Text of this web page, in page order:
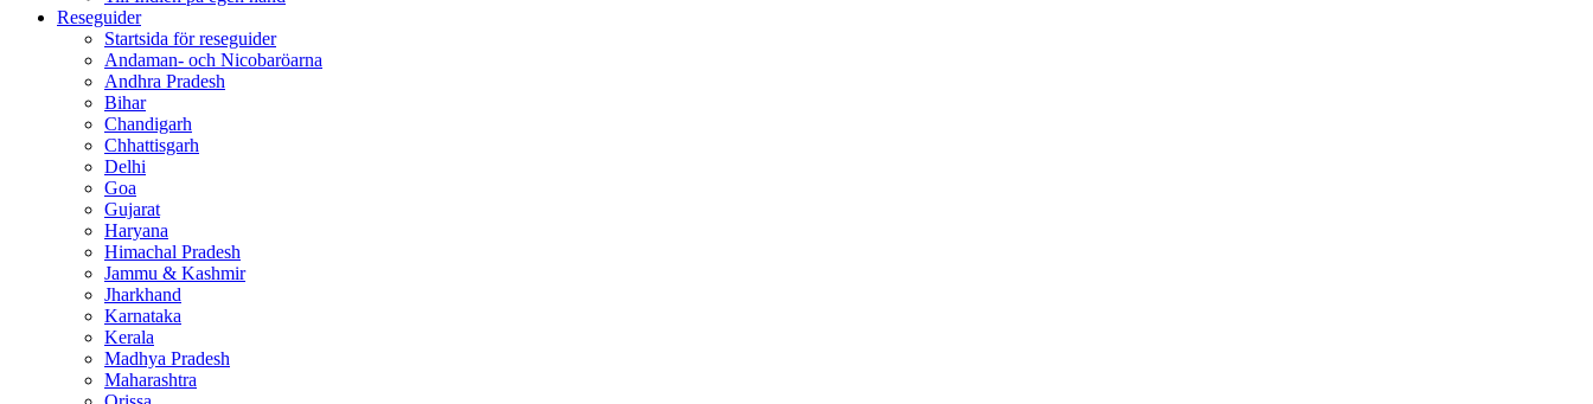
Reseguider
Startsida för reseguider
Andaman- och Nicobaröarna
Andhra Pradesh
Bihar
Chandigarh
Chhattisgarh
Delhi
Goa
Gujarat
Haryana
Himachal Pradesh
Jammu & Kashmir
Jharkhand
Karnataka
Kerala
Madhya Pradesh
Maharashtra